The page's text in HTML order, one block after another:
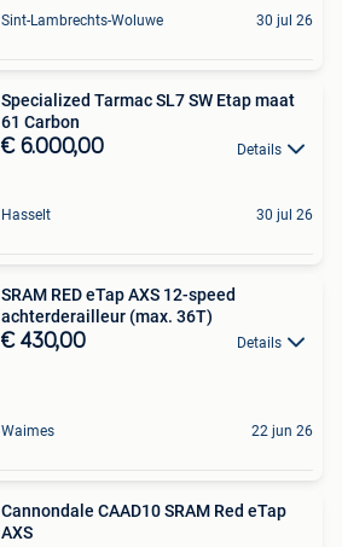
Sint-Lambrechts-Woluwe 30 jul 26
Specialized Tarmac SL7 SW Etap maat
61 Carbon
€ 6.000,00 Details
Hasselt 30 jul 26
SRAM RED eTap AXS 12-speed
achterderailleur (max. 36T)
€ 430,00 Details
Waimes 22 jun 26
Cannondale CAAD10 SRAM Red eTap
AXS